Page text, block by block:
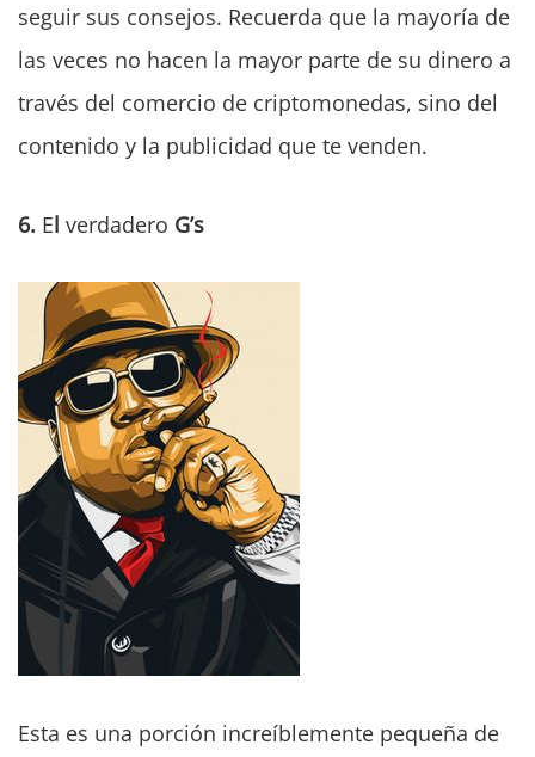
seguir sus consejos. Recuerda que la mayoría de
las veces no hacen la mayor parte de su dinero a
través del comercio de criptomonedas, sino del
contenido y la publicidad que te venden.
6. El verdadero G’s
Esta es una porción increíblemente pequeña de